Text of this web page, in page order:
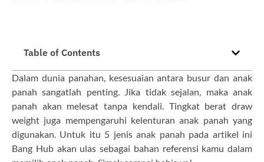
Table of Contents
Dalam dunia panahan, kesesuaian antara busur dan anak
panah sangatlah penting. Jika tidak sejalan, maka anak
panah akan melesat tanpa kendali. Tingkat berat draw
weight juga mempengaruhi kelenturan anak panah yang
digunakan. Untuk itu 5 jenis anak panah pada artikel ini
Bang Hub akan ulas sebagai bahan referensi kamu dalam